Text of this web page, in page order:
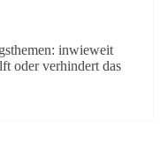
inwieweit
oder verhindert das